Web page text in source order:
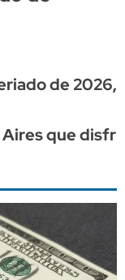
de 2026,
Aires que